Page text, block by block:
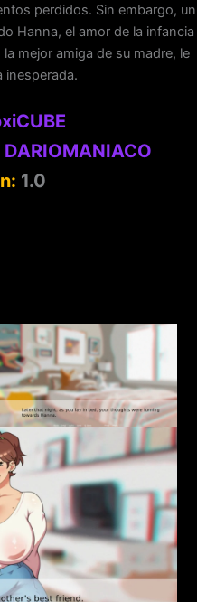
perdidos. Sin embargo, un
Hanna, el amor de la infancia
mejor amiga de su madre, le
inesperada.
DARIOMANIACO
1.0